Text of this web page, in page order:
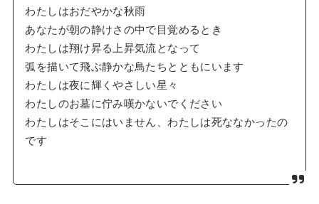
わたしはおだやかな秋雨
あなたが朝の静けさの中で目覚めるとき
わたしは翔け昇る上昇気流となって
弧を描いて飛ぶ静かな鳥たちとともにいます
わたしは夜に輝くやさしい星々
わたしのお墓に佇み嘆かないでください
わたしはそこにはいません、わたしは死ななかったの
です